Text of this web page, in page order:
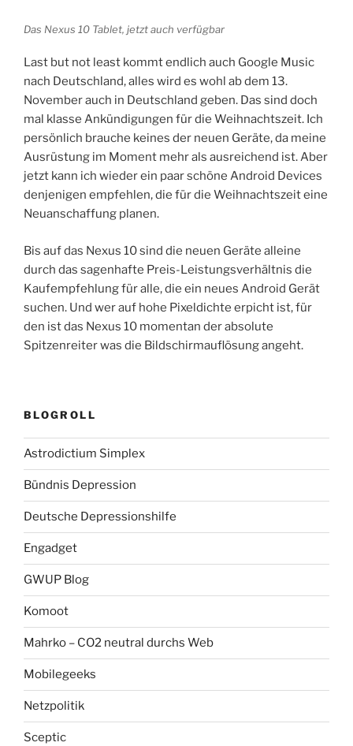
Das Nexus 10 Tablet, jetzt auch verfügbar
Last but not least kommt endlich auch Google Music
nach Deutschland, alles wird es wohl ab dem 13.
November auch in Deutschland geben. Das sind doch
mal klasse Ankündigungen für die Weihnachtszeit. Ich
persönlich brauche keines der neuen Geräte, da meine
Ausrüstung im Moment mehr als ausreichend ist. Aber
jetzt kann ich wieder ein paar schöne Android Devices
denjenigen empfehlen, die für die Weihnachtszeit eine
Neuanschaffung planen.
Bis auf das Nexus 10 sind die neuen Geräte alleine
durch das sagenhafte Preis-Leistungsverhältnis die
Kaufempfehlung für alle, die ein neues Android Gerät
suchen. Und wer auf hohe Pixeldichte erpicht ist, für
den ist das Nexus 10 momentan der absolute
Spitzenreiter was die Bildschirmauflösung angeht.
BLOGROLL
Astrodictium Simplex
Bündnis Depression
Deutsche Depressionshilfe
Engadget
GWUP Blog
Komoot
Mahrko – CO2 neutral durchs Web
Mobilegeeks
Netzpolitik
Sceptic